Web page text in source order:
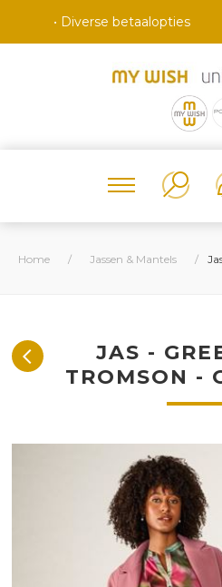
• Diverse betaalopties
Home / Jassen & Mantels /
JAS -
TROMSON -